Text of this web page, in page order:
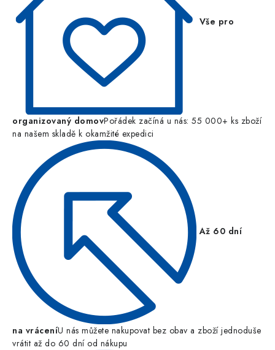
Vše pro
organizovaný domovPořádek začíná u nás: 55 000+ ks zboží
na našem skladě k okamžité expedici
Až 60 dní
na vráceníU nás můžete nakupovat bez obav a zboží jednoduše
vrátit až do 60 dní od nákupu